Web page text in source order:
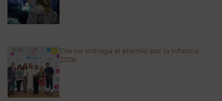
Clarins entrega el premio por la Infancia
2026